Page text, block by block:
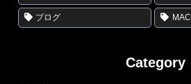
ブログ MAC
Category